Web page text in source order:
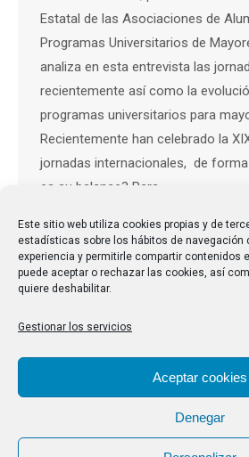
Este sitio web utiliza cookies propias y de
estadísticas sobre los hábitos de navegación
experiencia y permitirle compartir contenidos
puede aceptar o rechazar las cookies, así
quiere deshabilitar.
Gestionar los servicios
Aceptar cookies
Denegar
Estatal de las Asociaciones de
Programas Universitarios de
analiza en esta entrevista las
recientemente así como la
programas universitarios para
Recientemente han celebrado la
jornadas internacionales, de
es su balance? Para…